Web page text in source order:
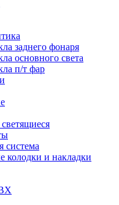
заднего фонаря
основного света
п/т фар
система
колодки и накладки